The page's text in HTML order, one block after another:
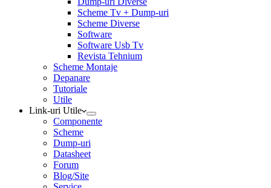
Scheme Tv + Dump-uri
Scheme Diverse
Software
Software Usb Tv
Revista Tehnium
Scheme Montaje
Depanare
Tutoriale
Utile
Link-uri Utile
Componente
Scheme
Dump-uri
Datasheet
Forum
Blog/Site